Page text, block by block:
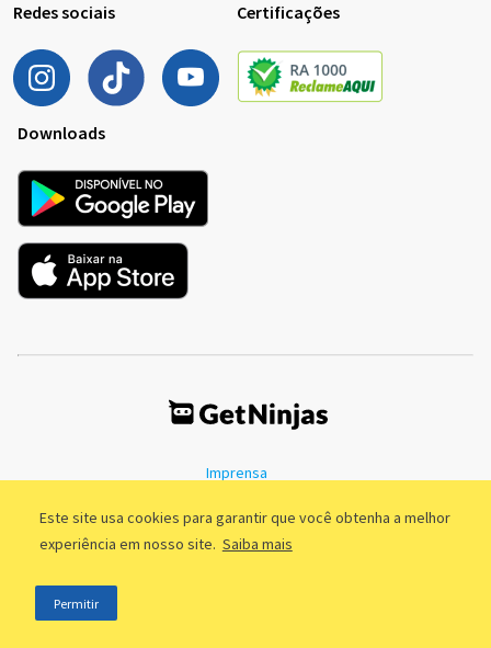
Este site usa cookies para garantir que você obtenha a melhor
experiência em nosso site. Saiba mais
Permitir
Redes sociais Certificações
Downloads
Imprensa
Política de Privacidade
©2011 - 2026, GetNinjas LTDA. CNPJ 55.744.877/0001-89 - Rua Dr.
Fernandes Coelho, 85 - 3º andar - São Paulo/SP - Brasil